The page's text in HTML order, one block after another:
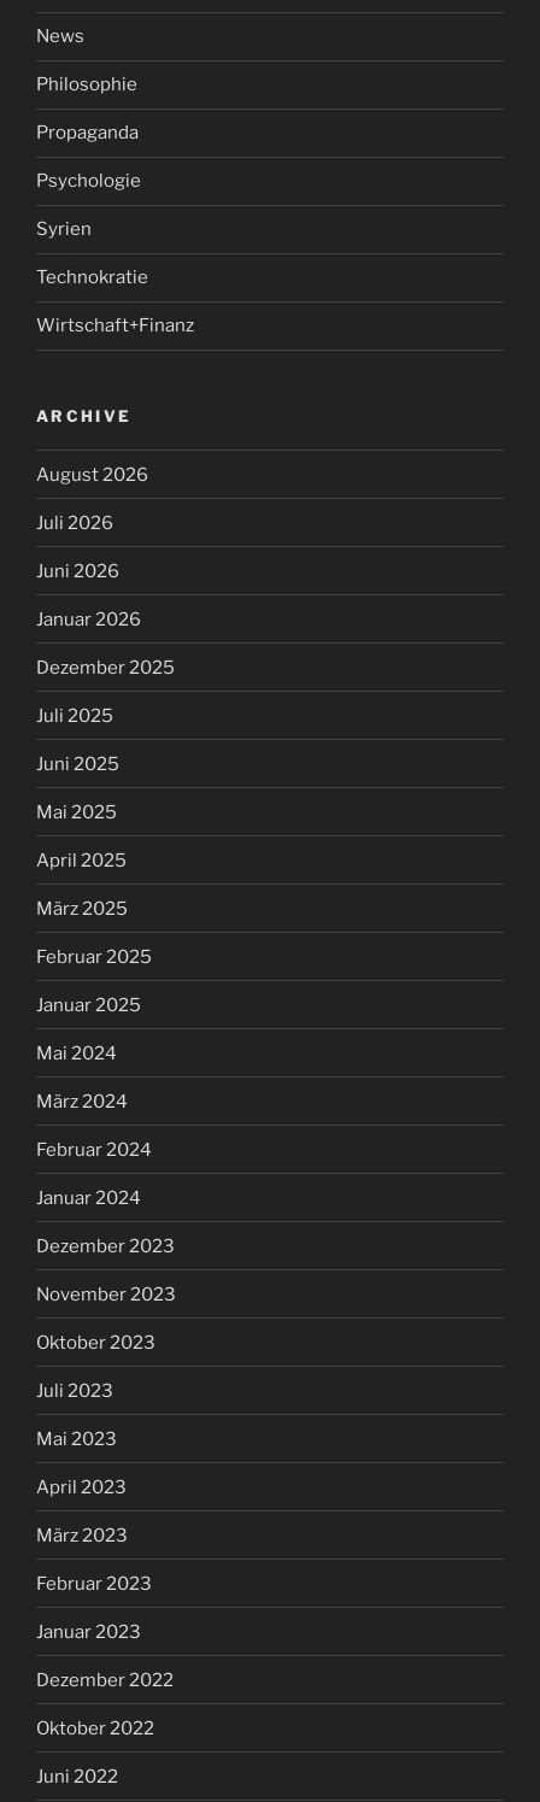
News
Philosophie
Propaganda
Psychologie
Syrien
Technokratie
Wirtschaft+Finanz
ARCHIVE
August 2026
Juli 2026
Juni 2026
Januar 2026
Dezember 2025
Juli 2025
Juni 2025
Mai 2025
April 2025
März 2025
Februar 2025
Januar 2025
Mai 2024
März 2024
Februar 2024
Januar 2024
Dezember 2023
November 2023
Oktober 2023
Juli 2023
Mai 2023
April 2023
März 2023
Februar 2023
Januar 2023
Dezember 2022
Oktober 2022
Juni 2022